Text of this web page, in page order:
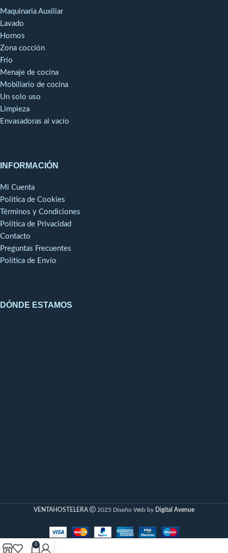
Maquinaria Auxiliar
Lavado
Hornos
Zona cocción
Frío
Menaje de cocina
Mobiliario de cocina
Un solo uso
Limpieza
Envasadoras al vacío
INFORMACIÓN
Mi Cuenta
Política de Cookies
Términos y Condiciones
Política de Privacidad
Contacto
Preguntas Frecuentes
Política de Envío
DÓNDE ESTAMOS
VENTAHOSTELERA 2025 Diseño Web by Digital Avenue
0